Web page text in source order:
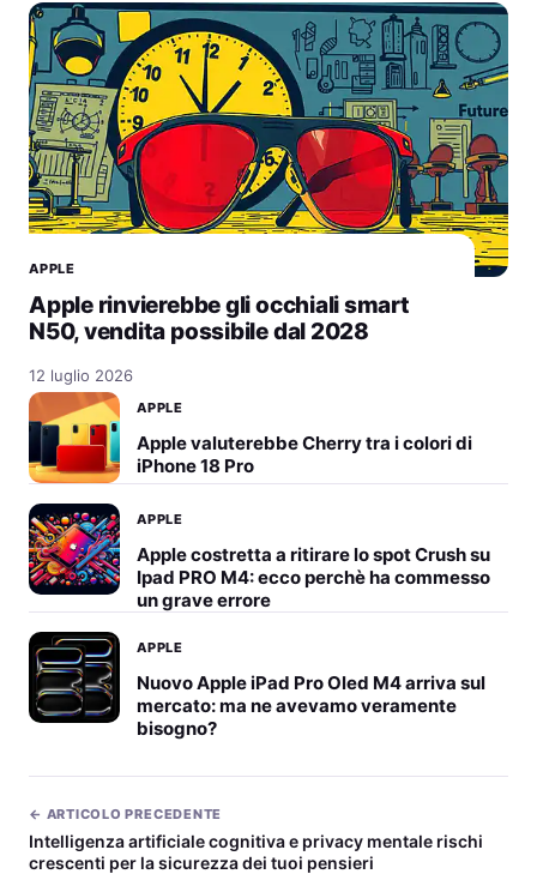
APPLE
Apple rinvierebbe gli occhiali smart
N50, vendita possibile dal 2028
12 luglio 2026
APPLE
Apple valuterebbe Cherry tra i colori di
iPhone 18 Pro
APPLE
Apple costretta a ritirare lo spot Crush su
Ipad PRO M4: ecco perchè ha commesso
un grave errore
APPLE
Nuovo Apple iPad Pro Oled M4 arriva sul
mercato: ma ne avevamo veramente
bisogno?
← ARTICOLO PRECEDENTE
Intelligenza artificiale cognitiva e privacy mentale rischi
crescenti per la sicurezza dei tuoi pensieri